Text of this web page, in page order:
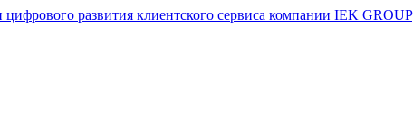
развития клиентского сервиса компании IEK GROUP